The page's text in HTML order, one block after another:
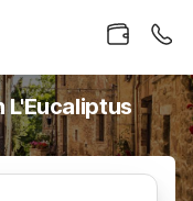
L'Eucaliptus